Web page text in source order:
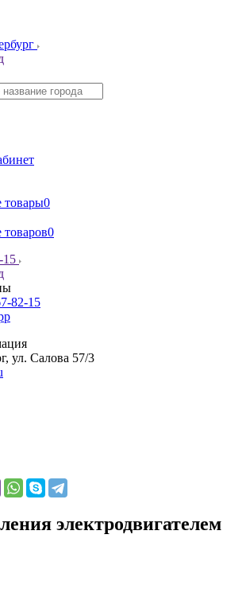
товары0
0
15
82-15
ул. Салова 57/3
электродвигателем